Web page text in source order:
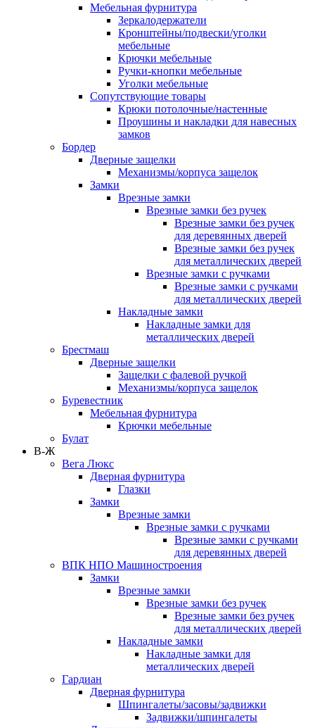
Мебельная фурнитура
Зеркалодержатели
Кронштейны/подвески/уголки
мебельные
Крючки мебельные
Ручки-кнопки мебельные
Уголки мебельные
Сопутствующие товары
Крюки потолочные/настенные
Проушины и накладки для навесных
замков
Бордер
Дверные защелки
Механизмы/корпуса защелок
Замки
Врезные замки
Врезные замки без ручек
Врезные замки без ручек
для деревянных дверей
Врезные замки без ручек
для металлических дверей
Врезные замки с ручками
Врезные замки с ручками
для металлических дверей
Накладные замки
Накладные замки для
металлических дверей
Брестмаш
Дверные защелки
Защелки с фалевой ручкой
Механизмы/корпуса защелок
Буревестник
Мебельная фурнитура
Крючки мебельные
Булат
В-Ж
Вега Люкс
Дверная фурнитура
Глазки
Замки
Врезные замки
Врезные замки с ручками
Врезные замки с ручками
для деревянных дверей
ВПК НПО Машиностроения
Замки
Врезные замки
Врезные замки без ручек
Врезные замки без ручек
для металлических дверей
Накладные замки
Накладные замки для
металлических дверей
Гардиан
Дверная фурнитура
Шпингалеты/засовы/задвижки
Задвижки/шпингалеты